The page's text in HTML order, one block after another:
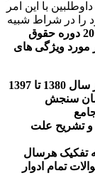
با این امر
را در شراط شبیه
جهت سهولت مراجعه به کتاب 20 دوره حقوق
مورد ویژگی های
گرداوری 20 دوره سوالات حقوق تجارت از سال 1380 تا 1397
سنجش
و تشریح علت
تفکیک هرسال
تمام ادوار